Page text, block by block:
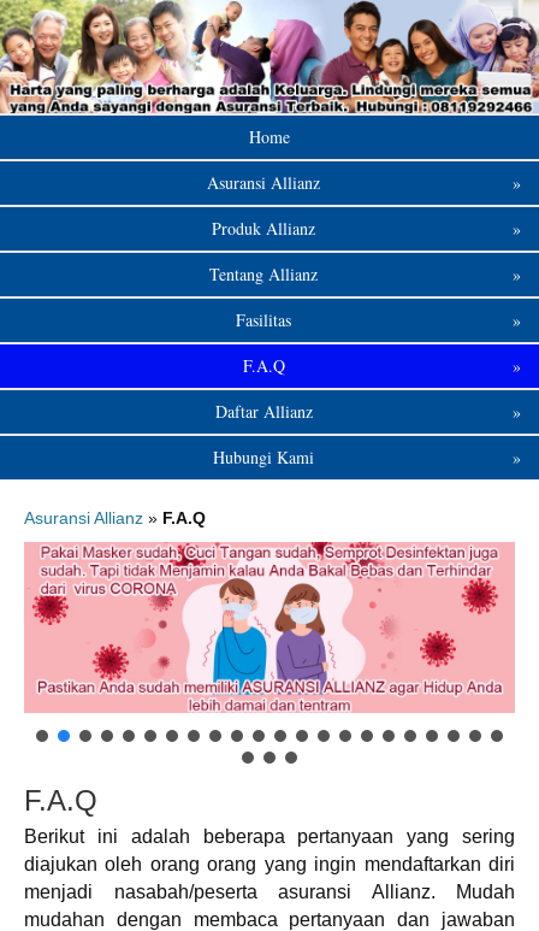
Home
Asuransi Allianz
»
Produk Allianz
»
Tentang Allianz
»
Fasilitas
»
F.A.Q
»
Daftar Allianz
»
Hubungi Kami
»
Asuransi Allianz » F.A.Q
F.A.Q
Berikut ini adalah beberapa pertanyaan yang sering
diajukan oleh orang orang yang ingin mendaftarkan diri
menjadi nasabah/peserta asuransi Allianz. Mudah
mudahan dengan membaca pertanyaan dan jawaban